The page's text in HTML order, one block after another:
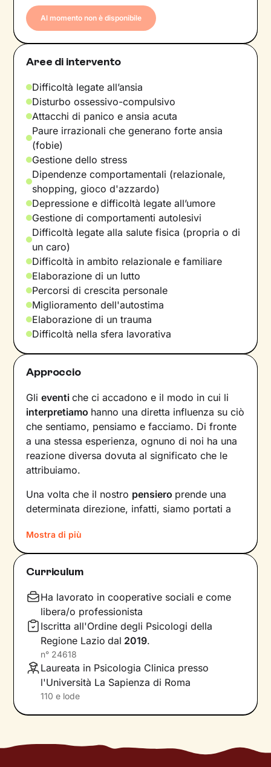
Al momento non è disponibile
Aree di intervento
Difficoltà legate all’ansia
Disturbo ossessivo-compulsivo
Attacchi di panico e ansia acuta
Paure irrazionali che generano forte ansia
(fobie)
Gestione dello stress
Dipendenze comportamentali (relazionale,
shopping, gioco d'azzardo)
Depressione e difficoltà legate all’umore
Gestione di comportamenti autolesivi
Difficoltà legate alla salute fisica (propria o di
un caro)
Difficoltà in ambito relazionale e familiare
Elaborazione di un lutto
Percorsi di crescita personale
Miglioramento dell'autostima
Elaborazione di un trauma
Difficoltà nella sfera lavorativa
Approccio
Glieventiche ci accadono e il modo in cui li
interpretiamo hanno una diretta influenza su ciò
che sentiamo, pensiamo e facciamo. Di fronte
a una stessa esperienza, ognuno di noi ha una
reazione diversa dovuta al significato che le
attribuiamo.
Una volta che il nostro pensiero prende una
determinata direzione, infatti, siamo portati a
modi che possono ostacolare il nostro
benessere.
Per interrompere questo il circolo vizioso e
innescare un cambiamento positivo, è
necessario individuare pensieri e
comportamenti che causano emozioni
spiacevoli e andare a lavorare su di essi.
Il primo obiettivo dei nostri incontri sarà quello
di farti acquisire una maggioreconsapevolezza
delle modalità con cui interpreti gli eventi della
tua vita e di come queste condizionino le tue
reazioni. Nel frattempo andremo a scovare le
parallelo, affiancarle anuove abilità
Mostra di più
Curriculum
Ha lavorato in cooperative sociali e come
libera/o professionista
Iscritta all'Ordine degli Psicologi della
Regione Lazio dal 2019.
n° 24618
Laureata in Psicologia Clinica presso
l'Università La Sapienza di Roma
110 e lode